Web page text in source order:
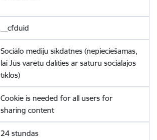
__cfduid
Sociālo mediju sīkdatnes (nepieciešamas,
lai Jūs varētu dalīties ar saturu sociālajos
tīklos)
Cookie is needed for all users for
sharing content
24 stundas